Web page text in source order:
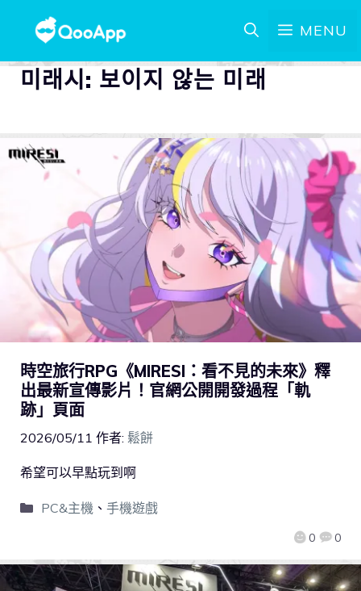
MENU
미래시: 보이지 않는 미래
時空旅行RPG《MIRESI：看不見的未來》釋
出最新宣傳影片！官網公開開發過程「軌
跡」頁面
2026/05/11 作者: 鬆餅
0 0
希望可以早點玩到啊
PC&主機、 手機遊戲